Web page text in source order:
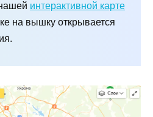
интерактивной карте
на вышку открывается